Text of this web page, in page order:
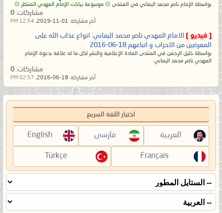
بواسطة الإمام ناصر محمد اليماني في المنتدى ۞ موسوعة بيانات الإمام المهدي المنتظر ۞
مشاركات:
آخر مشاركة: 12:54 PM
[ فيديو ]
الامام المهدي ناصر محمد اليماني: انواع عذاب الله على
المعرضين من الاحزاب و اتباعهم 18-06-2016
بواسطة خليل الرحمن في المنتدى المادة الإعلامية والنشر لكل ما له علاقة بدعوة الإمام
المهدي ناصر محمد اليماني
مشاركات:
آخر مشاركة: 02:57 PM
اختيار اللغة السريع
العربية فارسی English
Français
Türkçe